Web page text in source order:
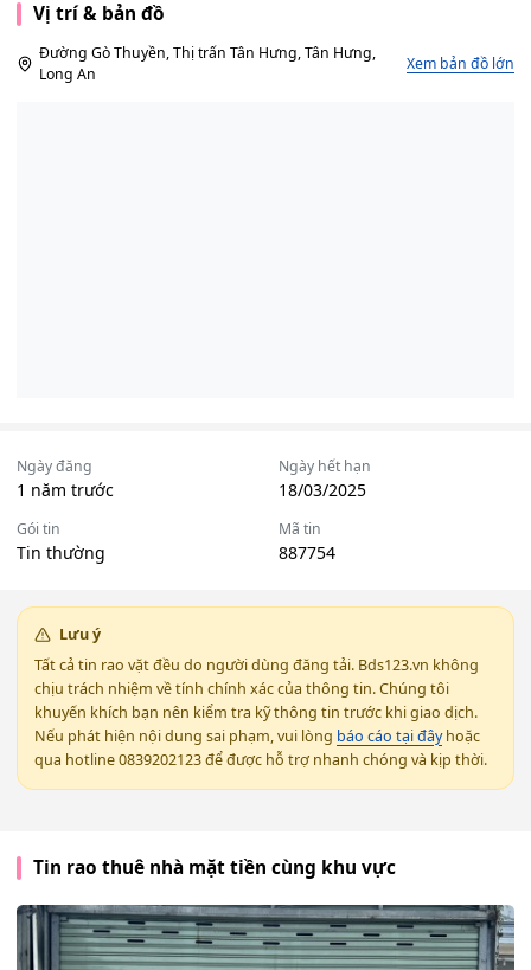
Vị trí & bản đồ
Đường Gò Thuyền, Thị trấn Tân Hưng, Tân Hưng,
Long An
Xem bản đồ lớn
Ngày đăng
1 năm trước
Ngày hết hạn
18/03/2025
Gói tin
Tin thường
Mã tin
887754
Lưu ý
Tất cả tin rao vặt đều do người dùng đăng tải. Bds123.vn không
chịu trách nhiệm về tính chính xác của thông tin. Chúng tôi
khuyến khích bạn nên kiểm tra kỹ thông tin trước khi giao dịch.
Nếu phát hiện nội dung sai phạm, vui lòng báo cáo tại đâyhoặc
qua hotline 0839202123 để được hỗ trợ nhanh chóng và kịp thời.
Tin rao thuê nhà mặt tiền cùng khu vực